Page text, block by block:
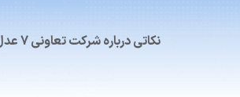
نکاتی درباره شرکت تعاونی 7 عدل آدینه